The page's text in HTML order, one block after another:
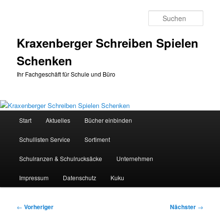
Kraxenberger Schreiben Spielen
Schenken
Ihr Fachgeschäft für Schule und Büro
Start Aktuelles Bücher einbinden
Schullisten Service Sortiment
Schulranzen & Schulrucksäcke Unternehmen
Impressum Datenschutz Kuku
Beitragsnavigation
← Vorheriger Nächster →